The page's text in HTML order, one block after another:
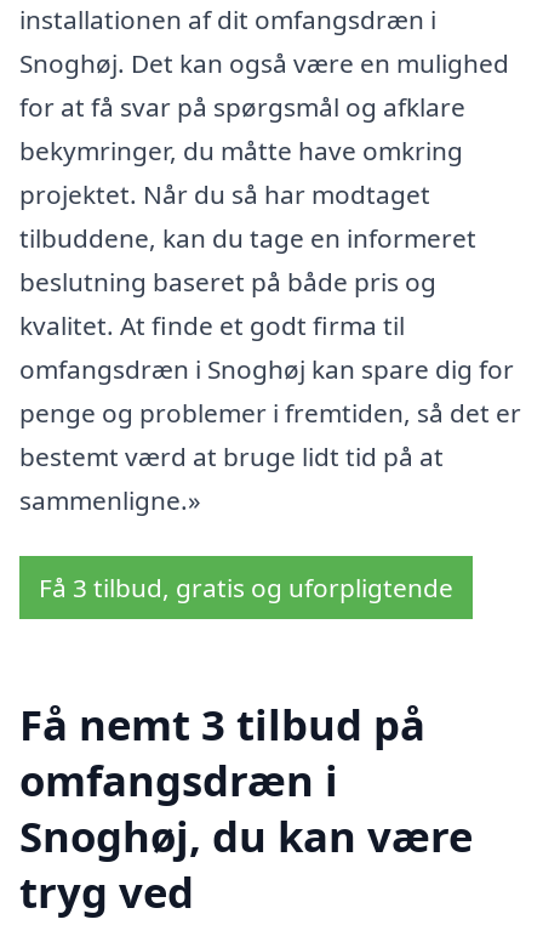
installationen af dit omfangsdræn i
Snoghøj. Det kan også være en mulighed
for at få svar på spørgsmål og afklare
bekymringer, du måtte have omkring
projektet. Når du så har modtaget
tilbuddene, kan du tage en informeret
beslutning baseret på både pris og
kvalitet. At finde et godt firma til
omfangsdræn i Snoghøj kan spare dig for
penge og problemer i fremtiden, så det er
bestemt værd at bruge lidt tid på at
sammenligne.»
Få 3 tilbud, gratis og uforpligtende
Få nemt 3 tilbud på
omfangsdræn i
Snoghøj, du kan være
tryg ved